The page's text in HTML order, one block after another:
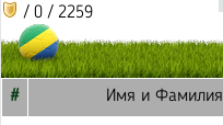
/ 0 / 2259
# Имя и Фамилия